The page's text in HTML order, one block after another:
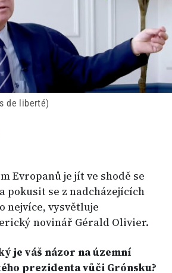
de liberté)
Evropanů je jít ve shodě se
pokusit se z nadcházejících
nejvíce, vysvětluje
novinář Gérald Olivier.
je váš názor na územní
prezidenta vůči Grónsku?